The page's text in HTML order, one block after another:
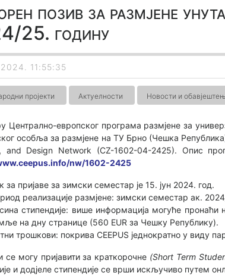
позив за размјене
25. годину
11:55:35
пројекти Актуелности Новости и
Централно-европског програма размјене за
особљa за размјене на ТУ Брно (Чешка
and Design Network (CZ-1602-04-2425). Опис
nw/1602-2425
за пријаве за зимски семестар је 15. јун 2024. год.
реализације размјене: зимски семестар ак.
стипендије: више информација могуће пронаћи
на дну странице (560 ЕUR за Чешку Републику).
трошкови: покрива CEEPUS једнократно у виду
се могу пријавити за краткорочне (Short Term
и додјеле стипендије се врши искључиво путем